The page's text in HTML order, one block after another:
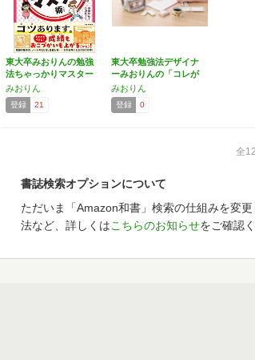
東大卒みおりんの勉強
法ちゃっかりマスター
術:…
みおりん
登録 21
東大卒勉強法デザイナ
ーみおりんの「コレが
欲し…
みおりん
登録 0
全
書誌検索オプションについて
ただいま「Amazon和書」検索の仕組みを変
法など、詳しくはこちらのお知らせをご確認